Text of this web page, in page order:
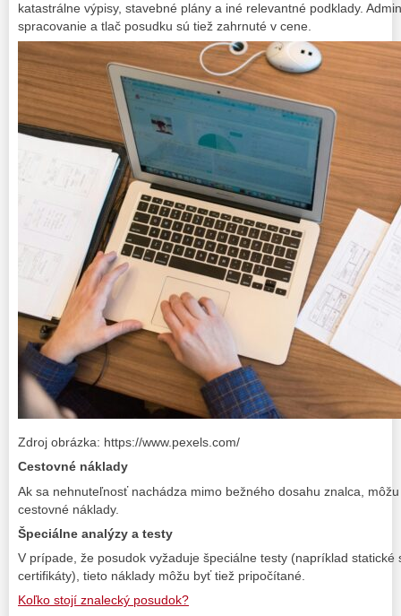
katastrálne výpisy, stavebné plány a iné relevantné podklady.
spracovanie a tlač posudku sú tiež zahrnuté v cene.
Zdroj obrázka: https://www.pexels.com/
Cestovné náklady
Ak sa nehnuteľnosť nachádza mimo bežného dosahu znalca,
cestovné náklady.
Špeciálne analýzy a testy
V prípade, že posudok vyžaduje špeciálne testy (napríklad statické
certifikáty), tieto náklady môžu byť tiež pripočítané.
Koľko stojí znalecký posudok?